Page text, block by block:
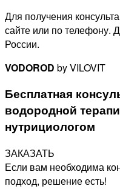
Для получения
сайте или по телефону.
России.
VODOROD by VILOVIT
Бесплатная
водородной
нутрициологом
ЗАКАЗАТЬ
Если вам необходима
подход, решение есть!